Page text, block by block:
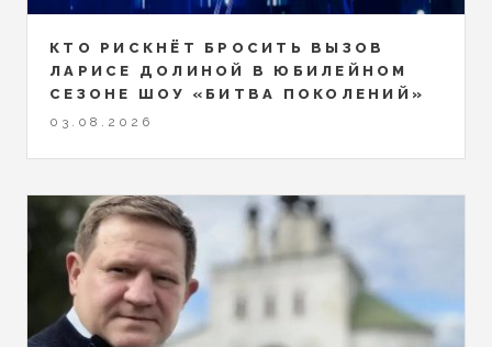
КТО РИСКНЁТ БРОСИТЬ ВЫЗОВ
ЛАРИСЕ ДОЛИНОЙ В ЮБИЛЕЙНОМ
СЕЗОНЕ ШОУ «БИТВА ПОКОЛЕНИЙ»
03.08.2026